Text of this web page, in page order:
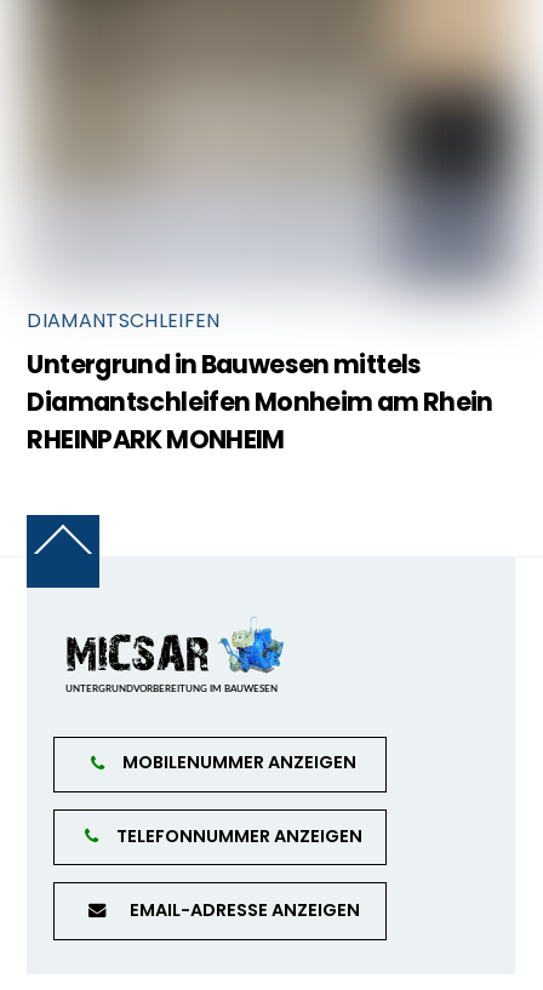
DIAMANTSCHLEIFEN
Untergrund in Bauwesen mittels
Diamantschleifen Monheim am Rhein
RHEINPARK MONHEIM
Back
Top
MOBILENUMMER ANZEIGEN
TELEFONNUMMER ANZEIGEN
EMAIL-ADRESSE ANZEIGEN